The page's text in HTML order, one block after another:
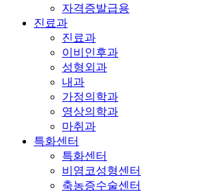
자격증발급용
진료과
진료과
이비인후과
성형외과
내과
가정의학과
영상의학과
마취과
특화센터
특화센터
비염코성형센터
축농증수술센터